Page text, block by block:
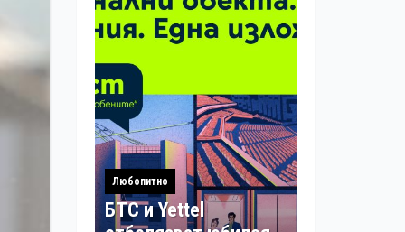
Любопитно
БТС и Yettel